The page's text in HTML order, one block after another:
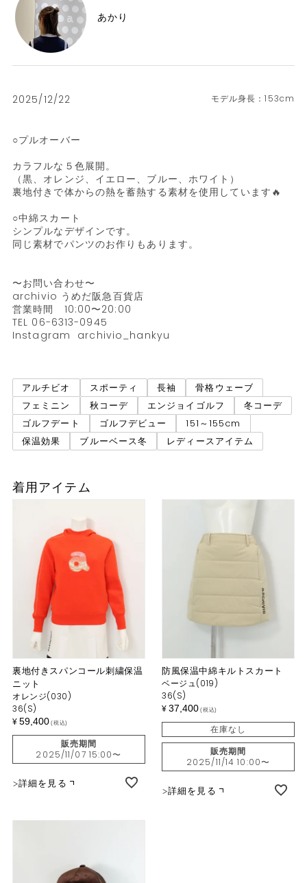
あかり
2025/12/22 153cm
○プルオーバー
カラフルな５色展開。
（黒、オレンジ、イエロー、ブルー、ホワイト）
裏地付きで体からの熱を蓄熱する素材を使用しています🔥
○中綿スカート
シンプルなデザインです。
同じ素材でパンツのお作りもあります。
〜お問い合わせ〜
archivio うめだ阪急百貨店
営業時間　10:00〜20:00
TEL 06-6313-0945
Instagram  archivio_hankyu
アルチビオ スポーティ 長袖
骨格ウェーブ
フェミニン
秋コーデ エンジョイゴルフ
冬コーデ
ゴルフデート
ゴルフデビュー
151～155cm
保温効果
ブルーベース冬 レディースアイテム
着用アイテム
裏地付きスパンコール刺繍保温
ニット
36(S)
オレンジ(030)
¥ 59,400 税込
販売期間
2025/11/07 15:00〜
詳細を見る
防風保温中綿キルトスカート
36(S)
ベージュ(019)
¥ 37,400 税込
在庫なし
販売期間
2025/11/14 10:00〜
詳細を見る